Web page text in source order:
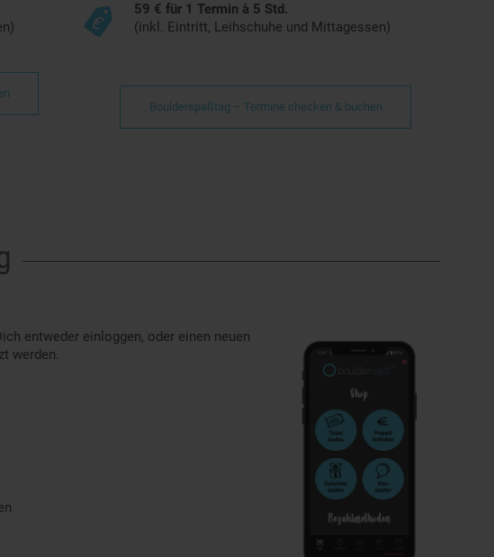
59 € für 1 Termin à 5 Std.
(inkl. Eintritt, Leihschuhe und Mittagessen)
Boulderspaßtag – Termine checken & buchen
entweder einloggen, oder einen neuen
werden.